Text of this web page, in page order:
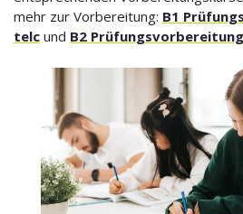
mehr zur Vorbereitung: B1
telc und B2